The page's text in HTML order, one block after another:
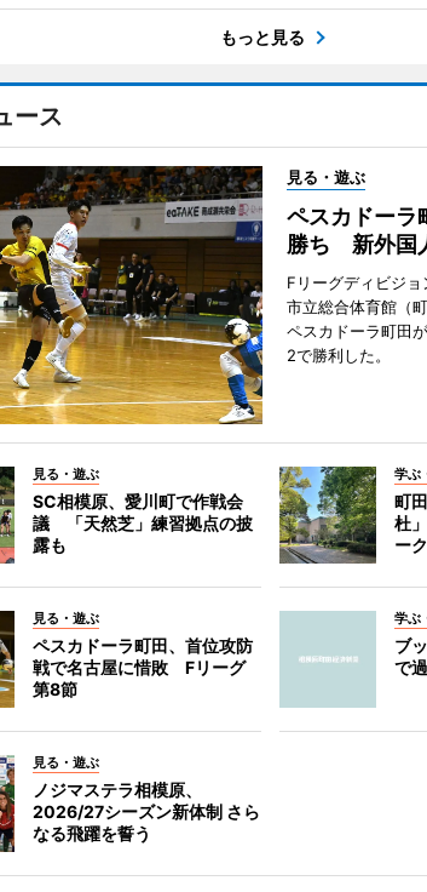
もっと見る
ース
見る・遊ぶ
ペスカドーラ
勝ち 新外国
Fリーグディビジョ
市立総合体育館（
ペスカドーラ町田
2で勝利した。
見る・遊ぶ
SC相模原、愛川町で作戦会
議 「天然芝」練習拠点の披
露も
学ぶ
町
杜
ー
見る・遊ぶ
ペスカドーラ町田、首位攻防
戦で名古屋に惜敗 Fリーグ
第8節
学ぶ
ブ
で
見る・遊ぶ
ノジマステラ相模原、
2026/27シーズン新体制 さら
なる飛躍を誓う